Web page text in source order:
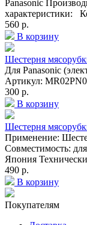
Panasonic
характеристики:
560 р.
В корзину
Шестерня
Для Panasonic
Артикул:
300 р.
В корзину
Шестерня
Применение:
Совместимость:
Япония
490 р.
В корзину
Покупателям